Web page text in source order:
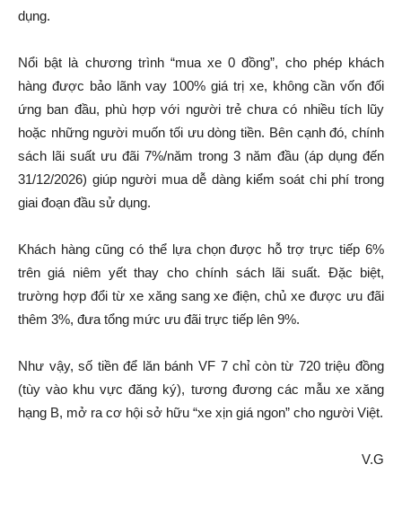
dụng.
Nổi bật là chương trình “mua xe 0 đồng”, cho phép khách
hàng được bảo lãnh vay 100% giá trị xe, không cần vốn đối
ứng ban đầu, phù hợp với người trẻ chưa có nhiều tích lũy
hoặc những người muốn tối ưu dòng tiền. Bên cạnh đó, chính
sách lãi suất ưu đãi 7%/năm trong 3 năm đầu (áp dụng đến
31/12/2026) giúp người mua dễ dàng kiểm soát chi phí trong
giai đoạn đầu sử dụng.
Khách hàng cũng có thể lựa chọn được hỗ trợ trực tiếp 6%
trên giá niêm yết thay cho chính sách lãi suất. Đặc biệt,
trường hợp đổi từ xe xăng sang xe điện, chủ xe được ưu đãi
thêm 3%, đưa tổng mức ưu đãi trực tiếp lên 9%.
Như vậy, số tiền để lăn bánh VF 7 chỉ còn từ 720 triệu đồng
(tùy vào khu vực đăng ký), tương đương các mẫu xe xăng
hạng B, mở ra cơ hội sở hữu “xe xịn giá ngon” cho người Việt.
V.G